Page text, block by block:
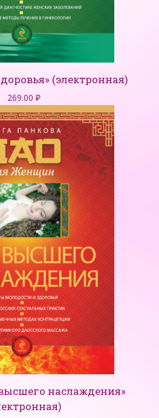
(электронная)
269.00 ₽
наслаждения»